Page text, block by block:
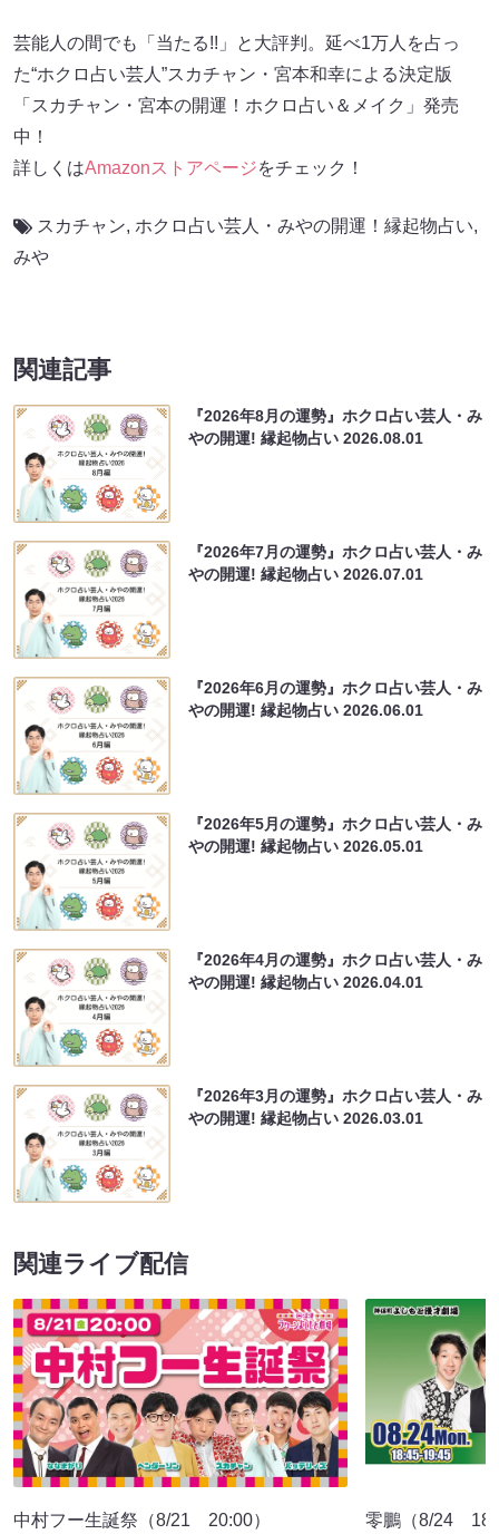
芸能人の間でも「当たる!!」と大評判。延べ1万人を占っ
た“ホクロ占い芸人”スカチャン・宮本和幸による決定版
「スカチャン・宮本の開運！ホクロ占い＆メイク」発売
中！
詳しくはAmazonストアページをチェック！
スカチャン, ホクロ占い芸人・みやの開運！縁起物占い,
みや
関連記事
『2026年8月の運勢』ホクロ占い芸人・み
やの開運! 縁起物占い2026.08.01
『2026年7月の運勢』ホクロ占い芸人・み
やの開運! 縁起物占い2026.07.01
『2026年6月の運勢』ホクロ占い芸人・み
やの開運! 縁起物占い2026.06.01
『2026年5月の運勢』ホクロ占い芸人・み
やの開運! 縁起物占い2026.05.01
『2026年4月の運勢』ホクロ占い芸人・み
やの開運! 縁起物占い2026.04.01
『2026年3月の運勢』ホクロ占い芸人・み
やの開運! 縁起物占い2026.03.01
関連ライブ配信
中村フー生誕祭（8/21 20:00）
零鵬（8/24